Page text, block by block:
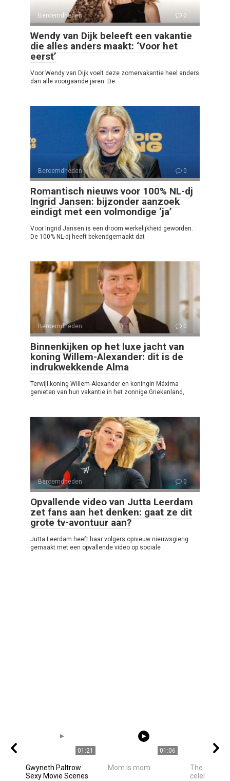
Beroemdheden 0
Wendy van Dijk beleeft een vakantie
die alles anders maakt: ‘Voor het
eerst’
Voor Wendy van Dijk voelt deze zomervakantie heel anders
dan alle voorgaande jaren. De
Beroemdheden 0
Romantisch nieuws voor 100% NL-dj
Ingrid Jansen: bijzonder aanzoek
eindigt met een volmondige ‘ja’
Voor Ingrid Jansen is een droom werkelijkheid geworden.
De 100% NL-dj heeft bekendgemaakt dat
Beroemdheden 0
Binnenkijken op het luxe jacht van
koning Willem-Alexander: dit is de
indrukwekkende Alma
Terwijl koning Willem-Alexander en koningin Máxima
genieten van hun vakantie in het zonnige Griekenland,
Beroemdheden 0
Opvallende video van Jutta Leerdam
zet fans aan het denken: gaat ze dit
grote tv-avontuur aan?
Jutta Leerdam heeft haar volgers opnieuw nieuwsgierig
gemaakt met een opvallende video op sociale
01:21
Gwyneth Paltrow
Sexy Movie Scenes
01:06
Mom is mom
The best
celebrities